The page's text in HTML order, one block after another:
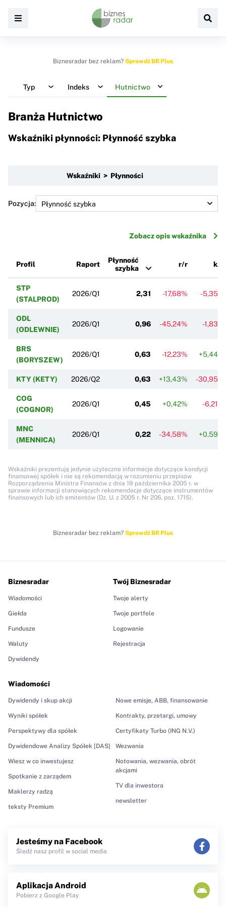
Biznesradar bez reklam? Sprawdź BR Plus
Typ Indeks Hutnictwo
Branża Hutnictwo
Wskaźniki płynności: Płynność szybka
Wskaźniki > Płynności
Pozycja:
Zobacz opis wskaźnika
Profil Raport
Płynność
szybka
r/r k/k
STP
(STALPROD)
2026/Q1 2,31 -17,68% -5,35%
ODL
(ODLEWNIE)
2026/Q1 0,96 -45,24% -1,83%
BRS
(BORYSZEW)
2026/Q1 0,63 -12,23% +5,44%
KTY (KETY) 2026/Q2 0,63 +13,43% -30,95%
COG
(COGNOR)
2026/Q1 0,45 +0,42% -6,21%
MNC
(MENNICA)
2026/Q1 0,22 -34,58% +0,59%
Wskaźniki prezentują jedynie użyteczne informacje dotyczące kondycji
finansowej spółek i nie są rekomendacją w rozumieniu przepisów
Rozporządzenia Ministra Finansów z dnia 19 października 2005 r. w
sprawie informacji stanowiących rekomendacje dotyczące instrumentów
finansowych lub ich emitentów (Dz. U. z 2005 r. Nr 206, poz. 1715).
Biznesradar bez reklam? Sprawdź BR Plus
Biznesradar
Wiadomości
Giełda
Fundusze
Waluty
Dywidendy
Wiadomości
Dywidendy i skup akcji
Wyniki spółek
Perspektywy dla spółek
Dywidendowe Analizy Spółek [DAS]
Wiesz w co inwestujesz
Spotkanie z zarządem
Maklerzy radzą
teksty Premium
Nowe emisje, ABB, finansowanie
Kontrakty, przetargi, umowy
Certyfikaty Turbo (ING N.V.)
Wezwania
Notowania, wezwania, obrót
akcjami
TV dla inwestora
newsletter
Twój Biznesradar
Twoje alerty
Twoje portfele
Logowanie
Rejestracja
Jesteśmy na Facebook
Śledź nasz profil w social media
Aplikacja Android
Pobierz z Google Play